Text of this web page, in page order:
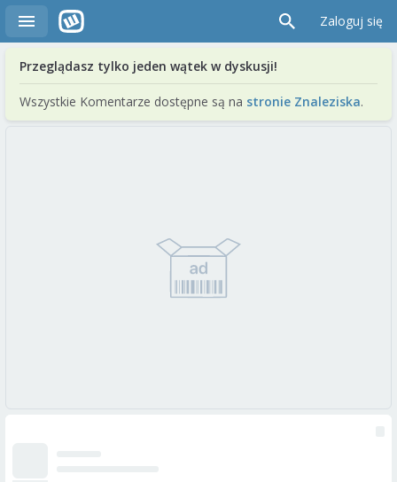
Zaloguj się
Przeglądasz tylko jeden wątek w dyskusji!
Wszystkie Komentarze dostępne są na stronie Znaleziska.